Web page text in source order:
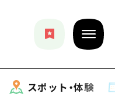
スポット・体験